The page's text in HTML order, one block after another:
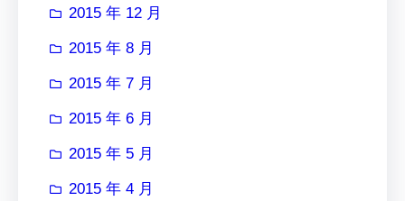
2015 年 12 月
2015 年 8 月
2015 年 7 月
2015 年 6 月
2015 年 5 月
2015 年 4 月